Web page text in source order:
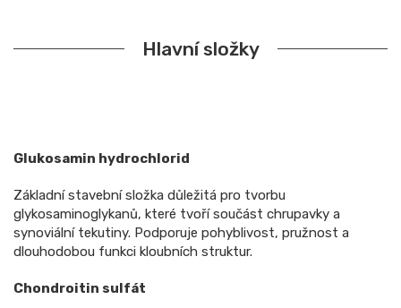
Hlavní složky
Glukosamin hydrochlorid
Základní stavební složka důležitá pro tvorbu
glykosaminoglykanů, které tvoří součást chrupavky a
synoviální tekutiny. Podporuje pohyblivost, pružnost a
dlouhodobou funkci kloubních struktur.
Chondroitin sulfát